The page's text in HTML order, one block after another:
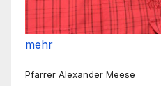
mehr
Pfarrer Alexander Meese